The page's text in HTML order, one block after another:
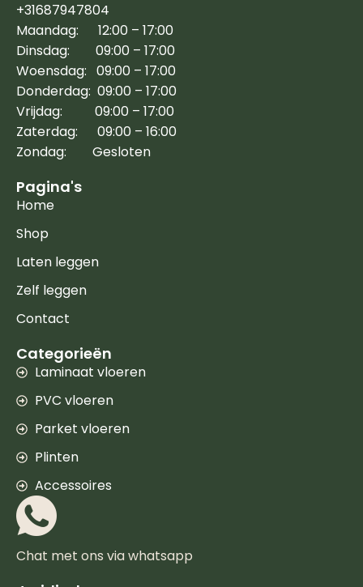
+31687947804
Maandag: 12:00 – 17:00
Dinsdag: 09:00 – 17:00
Woensdag: 09:00 – 17:00
Donderdag: 09:00 – 17:00
Vrijdag: 09:00 – 17:00
Zaterdag: 09:00 – 16:00
Zondag: Gesloten
Pagina's
Home
Shop
Laten leggen
Zelf leggen
Contact
Categorieën
Laminaat vloeren
PVC vloeren
Parket vloeren
Plinten
Accessoires
Chat met ons via whatsapp